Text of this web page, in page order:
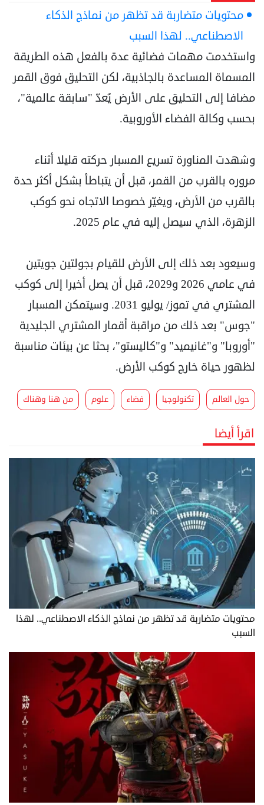
محتويات متضاربة قد تظهر من نماذج الذكاء
الاصطناعي.. لهذا السبب
واستخدمت مهمات فضائية عدة بالفعل هذه الطريقة
المسماة المساعدة بالجاذبية، لكن التحليق فوق القمر
مضافا إلى التحليق على الأرض يُعدّ "سابقة عالمية"،
بحسب وكالة الفضاء الأوروبية.
وشهدت المناورة تسريع المسبار حركته قليلا أثناء
مروره بالقرب من القمر، قبل أن يتباطأ بشكل أكثر حدة
بالقرب من الأرض، ويغيّر خصوصا الاتجاه نحو كوكب
الزهرة، الذي سيصل إليه في عام 2025.
وسيعود بعد ذلك إلى الأرض للقيام بجولتين جويتين
في عامي 2026 و2029، قبل أن يصل أخيرا إلى كوكب
المشتري في تموز/ يوليو 2031. وسيتمكن المسبار
"جوس" بعد ذلك من مراقبة أقمار المشتري الجليدية
"أوروبا" و"غانيميد" و"كاليستو"، بحثا عن بيئات مناسبة
لظهور حياة خارج كوكب الأرض.
حول العالم تكنولوجيا فضاء علوم من هنا وهناك
اقرأ أيضا
محتويات متضاربة قد تظهر من نماذج الذكاء الاصطناعي.. لهذا
السبب